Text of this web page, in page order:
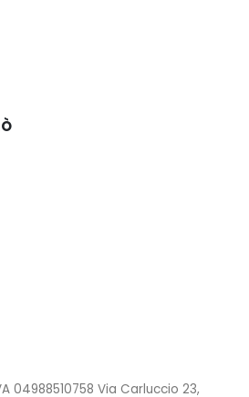
04988510758 Via Carluccio 23,